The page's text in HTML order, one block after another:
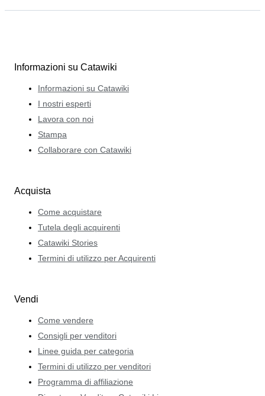
Informazioni su Catawiki
Informazioni su Catawiki
I nostri esperti
Lavora con noi
Stampa
Collaborare con Catawiki
Acquista
Come acquistare
Tutela degli acquirenti
Catawiki Stories
Termini di utilizzo per Acquirenti
Vendi
Come vendere
Consigli per venditori
Linee guida per categoria
Termini di utilizzo per venditori
Programma di affiliazione